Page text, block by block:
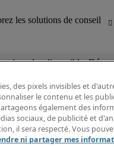
n'est plus disponible.
Fiches
Guide
des pixels invisibles et
le contenu et les
également des
sociaux, de publicité et
il sera respecté. Vous
ni partager mes